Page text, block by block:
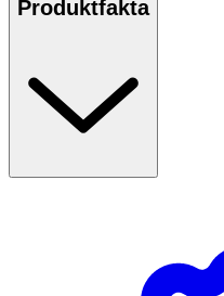
Användning
- Håll munstycket cirka
hårrötterna.
sprängas vid
Produktfakta